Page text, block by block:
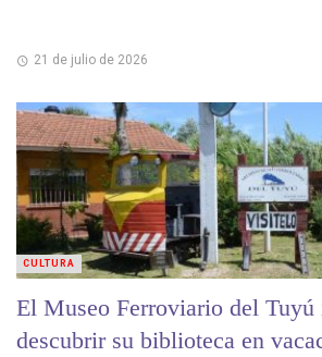
21 de julio de 2026
El Museo Ferroviario del Tuyú
descubrir su biblioteca en
CULTURA